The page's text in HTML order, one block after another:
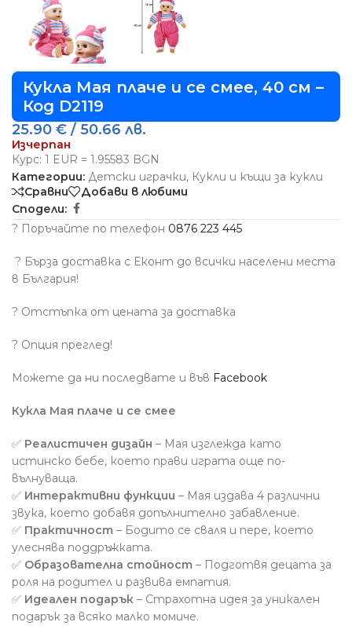
Кукла Мая плаче и се смее, 40 см –
Код D2119
25.90 € / 50.66 лв.
Изчерпан
Курс: 1 EUR = 1.95583 BGN
Категории: Детски играчки, Кукли и къщи за кукли
Сравни
Добави в любими
Сподели:
? Поръчайте по телефон 0876 223 445
? Бърза доставка с Еконт до всички населени места
в България!
? Отстъпка от цената за доставка
? Опция преглед!
Можете да ни последвате и във Facebook
Кукла Мая плаче и се смее
✅ Реалистичен дизайн – Мая изглежда като
истинско бебе, което прави играта още по-
вълнуваща.
✅ Интерактивни функции – Мая издава 4 различни
звука, което добавя допълнително забавление.
✅ Практичност – Бодито се сваля и пере, което
улеснява поддръжката.
✅ Образователна стойност – Подготвя децата за
роля на родител и развива емпатия.
✅ Идеален подарък – Страхотна идея за уникален
подарък за всяко малко момиче.